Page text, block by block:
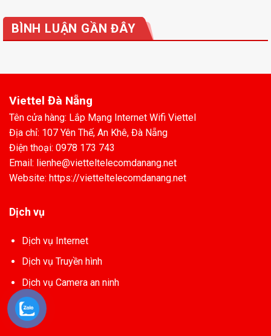
BÌNH LUẬN GẦN ĐÂY
Viettel Đà Nẵng
Tên cửa hàng: Lắp Mạng Internet Wifi Viettel
Địa chỉ: 107 Yên Thế, An Khê, Đà Nẵng
Điện thoại: 0978 173 743
Email: lienhe@vietteltelecomdanang.net
Website: https://vietteltelecomdanang.net
Dịch vụ
Dịch vụ Internet
Dịch vụ Truyền hình
Dịch vụ Camera an ninh